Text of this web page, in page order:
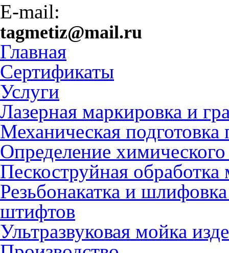
E-mail:
tagmetiz@mail.ru
Главная
Сертификаты
Услуги
Лазерная маркировка и
Механическая подготовка
Определение химического
Пескоструйная
Резьбонакатка и
штифтов
Ультразвуковая мойка